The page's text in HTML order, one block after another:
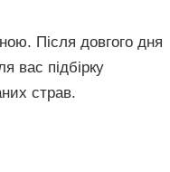
Після довгого дня
вас підбірку
страв.